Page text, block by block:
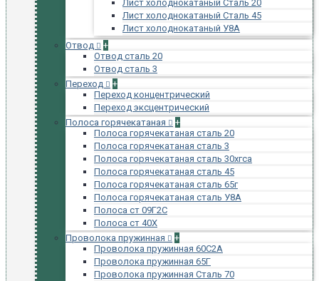
Лист холоднокатаный Сталь 20
Лист холоднокатаный Сталь 45
Лист холоднокатаный У8А
Отвод
+
Отвод сталь 20
Отвод сталь 3
Переход
+
Переход концентрический
Переход эксцентрический
Полоса горячекатаная
+
Полоса горячекатаная сталь 20
Полоса горячекатаная сталь 3
Полоса горячекатаная сталь 30хгса
Полоса горячекатаная сталь 45
Полоса горячекатаная сталь 65г
Полоса горячекатаная сталь У8А
Полоса ст 09Г2С
Полоса ст 40Х
Проволока пружинная
+
Проволока пружинная 60С2А
Проволока пружинная 65Г
Проволока пружинная Сталь 70